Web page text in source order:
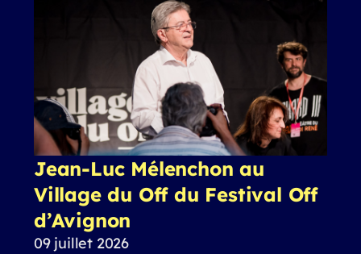
Jean-Luc Mélenchon au
Village du Off du Festival Off
d’Avignon
09 juillet 2026